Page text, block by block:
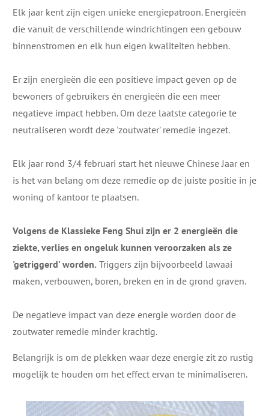
Elk jaar kent zijn eigen unieke energiepatroon. Energieën
die vanuit de verschillende windrichtingen een gebouw
binnenstromen en elk hun eigen kwaliteiten hebben.
Er zijn energieën die een positieve impact geven op de
bewoners of gebruikers én energieën die een meer
negatieve impact hebben. Om deze laatste categorie te
neutraliseren wordt deze 'zoutwater' remedie ingezet.
Elk jaar rond 3/4 februari start het nieuwe Chinese Jaar en
is het van belang om deze remedie op de juiste positie in je
woning of kantoor te plaatsen.
Volgens de Klassieke Feng Shui zijn er 2 energieën die
ziekte, verlies en ongeluk kunnen veroorzaken als ze
'getriggerd' worden. Triggers zijn bijvoorbeeld lawaai
maken, verbouwen, boren, breken en in de grond graven.
De negatieve impact van deze energie worden door de
zoutwater remedie minder krachtig.
Belangrijk is om de plekken waar deze energie zit zo rustig
mogelijk te houden om het effect ervan te minimaliseren.